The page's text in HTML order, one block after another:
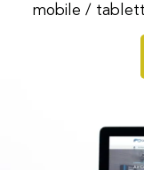
mobile /